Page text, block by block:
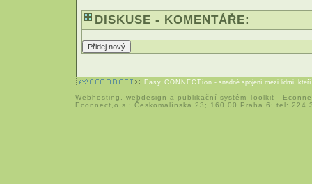
DISKUSE - KOMENTÁŘE:
Easy CONNECTion - snadné spojení mezi lidmi,
Webhosting webdesign a publikační systém Toolkit -
Econnect,o.s.; Českomalínská 23; 160 00 Praha 6; tel: 224